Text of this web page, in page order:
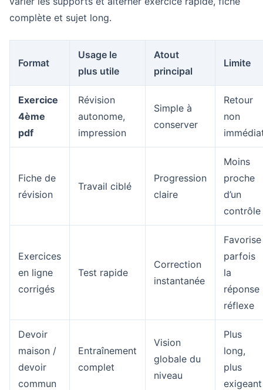
complète et sujet long.
Format
Usage le
plus utile
Atout
principal
Limite
Exercice
4ème
pdf
Révision
autonome,
impression
Simple à
conserver
Retour
non
Fiche de
révision
Travail ciblé
Progression
claire
Moins
proche
d’un
contrôle
Exercices
en ligne
corrigés
Test rapide
Correction
instantanée
Favorise
parfois
la
réponse
réflexe
Devoir
maison /
devoir
commun
Entraînement
complet
Vision
globale du
niveau
Plus
long,
plus
exigeant